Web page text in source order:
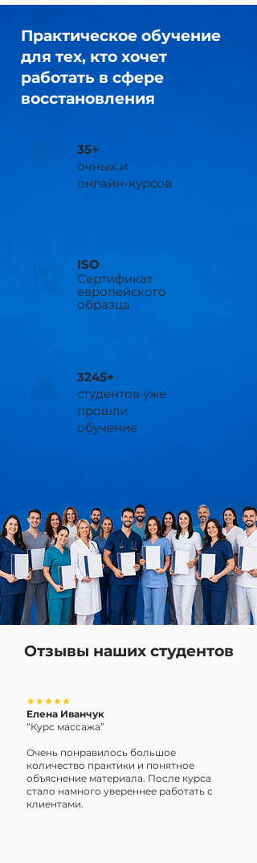
Практическое обучение
для тех, кто хочет
работать в сфере
восстановления
35+
очных и
онлайн-курсов
ISO
Сертификат
европейского
образца
3245+
студентов уже
прошли
обучение
Отзывы наших студентов
★★★★★
Елена Иванчук
“Курс массажа”
Очень понравилось большое
количество практики и понятное
объяснение материала. После курса
стало намного увереннее работать с
клиентами.